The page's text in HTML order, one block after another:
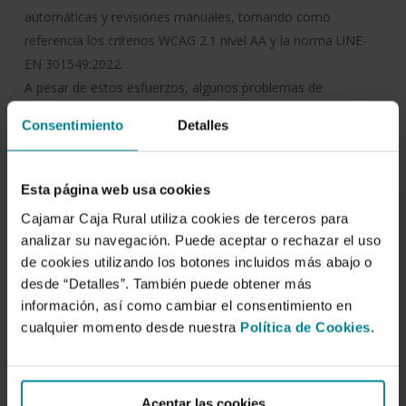
Consentimiento Detalles
Esta página web usa cookies
Cajamar Caja Rural utiliza cookies de terceros para
analizar su navegación. Puede aceptar o rechazar el uso
de cookies utilizando los botones incluidos más abajo o
desde “Detalles”. También puede obtener más
información, así como cambiar el consentimiento en
cualquier momento desde nuestra Política de Cookies.
Aceptar las cookies
automáticas y revisiones manuales, tomando como
referencia los criterios WCAG 2.1 nivel AA y la norma UNE-
EN 301549:2022.
A pesar de estos esfuerzos, algunos problemas de
siguiente apartado.
Contenido no accesible
Incumplimiento de la normativa de accesibilidad:
– 9.1.1.1 Contenido no textual – Algunas imágenes pueden
no disponer de texto alternativo adecuado, dificultando su
comprensión mediante lectores de pantalla.
– 9.1.3.1 Información y relaciones – Puede haber
encabezados mal implementados o estructurados de forma
– 9.1.4.1 Uso del color – Puede haber elementos donde su